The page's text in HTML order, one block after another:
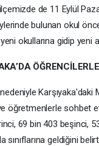
de 11 Eylül
bulunan okul
okullarına gidip yeni
öğretmenlerle sohbet
69 bin 403 beşinci,
sınıflarına geldiğini